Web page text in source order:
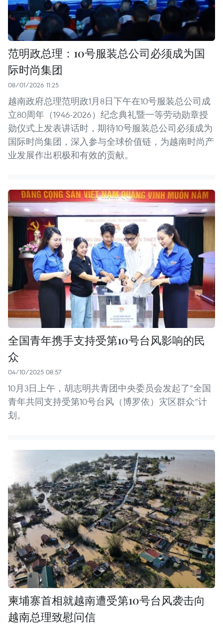
范明政总理：10号服装总公司必须成为国
际时尚集团
08/01/2026 11:25
越南政府总理范明政1月8日下午在10号服装总公司成
立80周年（1946-2026）纪念典礼暨一等劳动勋章授
勋仪式上发表讲话时，期待10号服装总公司必须成为
国际时尚集团，深入参与全球价值链，为越南时尚产
业发展作出积极和有效的贡献。
全国青年携手支持受第10号台风影响的民
众
04/10/2025 08:57
10月3日上午，胡志明共青团中央委员会发起了“全国
青年共同支持受第10号台风（博罗依）灾区群众”计
划。
柬埔寨首相就越南遭受第10号台风袭击向
越南总理致慰问信